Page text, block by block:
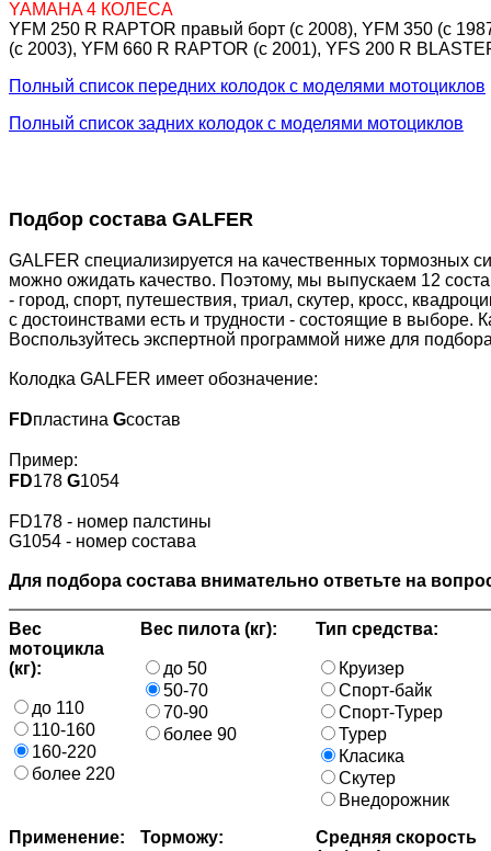
YAMAHA 4 КОЛЕСА
YFM 250 R RAPTOR правый борт (c 2008), YFM 350 (c
(c 2003), YFM 660 R RAPTOR (c 2001), YFS 200 R
Полный список передних колодок с моделями мотоциклов
Полный список задних колодок с моделями мотоциклов
Подбор состава GALFER
GALFER специализируется на качественных тормозных
можно ожидать качество. Поэтому, мы выпускаем 12
- город, спорт, путешествия, триал, скутер, кросс,
с достоинствами есть и трудности - состоящие в выборе.
Воспользуйтесь экспертной программой ниже для
Колодка GALFER имеет обозначение:
FDпластина Gсостав
Пример:
FD178 G1054
FD178 - номер палстины
G1054 - номер состава
Для подбора состава внимательно ответьте на
Вес
мотоцикла
(кг):
до 110
110-160
160-220
более 220
Вес пилота (кг):
до 50
50-70
70-90
более 90
Тип средства:
Круизер
Спорт-байк
Спорт-Турер
Турер
Класика
Скутер
Внедорожник
Применение:
Торможу:
Средняя скорость